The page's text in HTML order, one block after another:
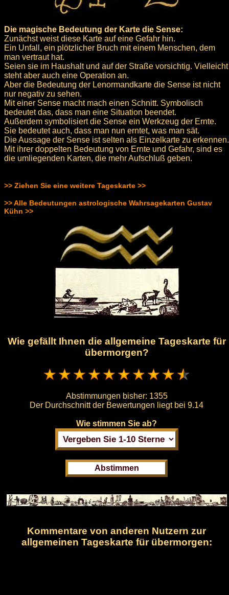
Die magische Bedeutung der Karte die Sense:
Zunächst weist diese Karte auf eine Gefahr hin.
Ein Unfall, ein plötzlicher Bruch mit einem Menschen, dem
man vertraut hat.
Seien sie im Haushalt und auf der Straße vorsichtig. Vielleicht
steht aber auch eine Operation an.
Aber die Bedeutung der Lenormandkarte die Sense ist nicht
nur negativ zu sehen.
Mit einer Sense macht mach einen Schnitt. Symbolisch
bedeutet das, dass man eine Situation beendet.
Außerdem symbolisiert die Sense ein Werkzeug der Ernte.
Sie bedeutet auch, dass man nun erntet, was man sät.
Die Aussage der Sense ist selten als Einzelkarte zu erkennen.
Mit ihrer doppelten Bedeutung von Ernte und Gefahr, sind es
die umliegenden Karten, die mehr Aufschluß geben.
>> Ziehen Sie eine weitere Tageskarte >>
>> Alle Bedeutungen astrologische Wahrsagekarten Gustav
Kühn >>
Wie gefällt Ihnen die allgemeine Tageskarte für
übermorgen?
Abstimmungen bisher: 1355
Der Durchschnitt der Bewertungen liegt bei 9.14
Wie stimmen Sie ab?
Kommentare von anderen Nutzern zur
allgemeinen Tageskarte für übermorgen: